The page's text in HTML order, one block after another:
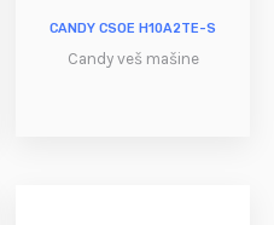
CANDY CSOE H10A2TE-S
Candy veš mašine